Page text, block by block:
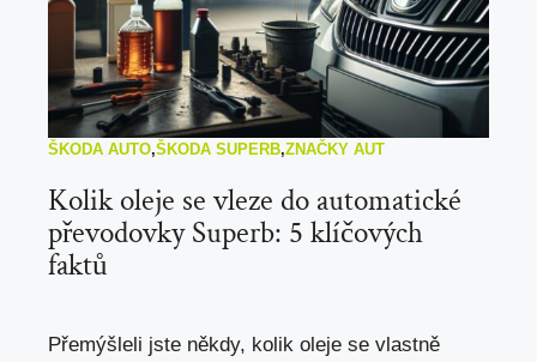
ŠKODA AUTO,ŠKODA SUPERB,ZNAČKY AUT
Kolik oleje se vleze do automatické
převodovky Superb: 5 klíčových
faktů
Přemýšleli jste někdy, kolik oleje se vlastně